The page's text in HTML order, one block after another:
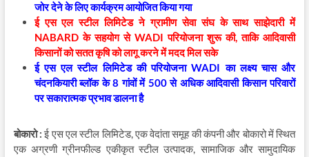
जोर देने के लिए कार्यक्रम आयोजित किया गया
ई एस एल स्टील लिमिटेड ने ग्रामीण सेवा संघ के साथ साझेदारी में
NABARD के सहयोग से WADI परियोजना शुरू की, ताकि आदिवासी
किसानों को सतत कृषि को लागू करने में मदद मिल सके
ई एस एल स्टील लिमिटेड की परियोजना WADI का लक्ष्य चास और
चंदनकियारी ब्लॉक के 8 गांवों में 500 से अधिक आदिवासी किसान परिवारों
पर सकारात्मक प्रभाव डालना है
बोकारो :ई एस एल स्टील लिमिटेड, एक वेदांता समूह की कंपनी और बोकारो में स्थित
एक अग्रणी ग्रीनफील्ड एकीकृत स्टील उत्पादक, सामाजिक और सामुदायिक